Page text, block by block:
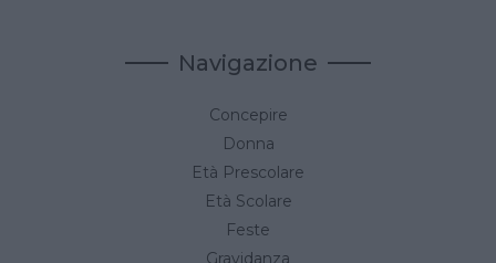
Navigazione
Concepire
Donna
Età Prescolare
Età Scolare
Feste
Gravidanza